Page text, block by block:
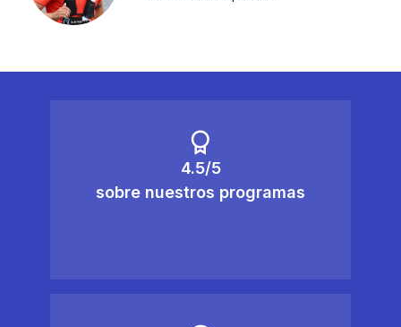
4.5/5
sobre nuestros programas